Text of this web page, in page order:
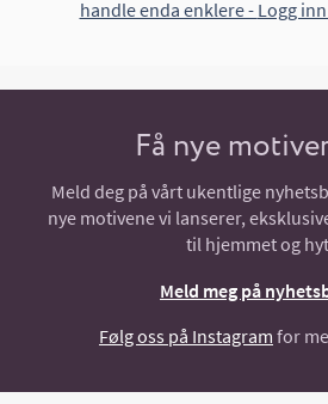
handle enda enklere - Logg
Få nye
Meld deg på vårt ukentlige
nye motivene vi lanserer,
til hjemmet og
Meld meg på
Følg oss på Instagram for